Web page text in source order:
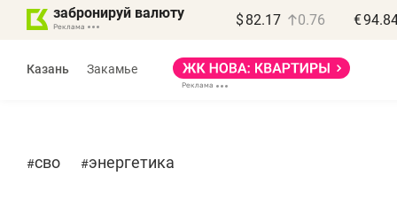
забронируй валюту $ 82.17 0.76 €
Казань Закамье
#сво #энергетика